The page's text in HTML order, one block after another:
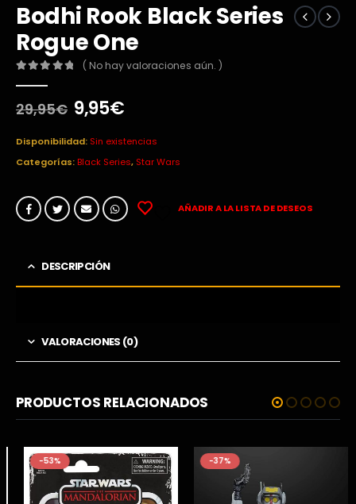
Bodhi Rook Black Series
Rogue One
( No hay valoraciones aún. )
29,95€ El
original
era:
9,95€El
actual
es:
Disponibilidad: Sin existencias
Categorías:Black Series, Star Wars
AÑADIR A LA LISTA DE DESEOS
DESCRIPCIÓN
VALORACIONES (0)
PRODUCTOS RELACIONADOS
-53% -37%